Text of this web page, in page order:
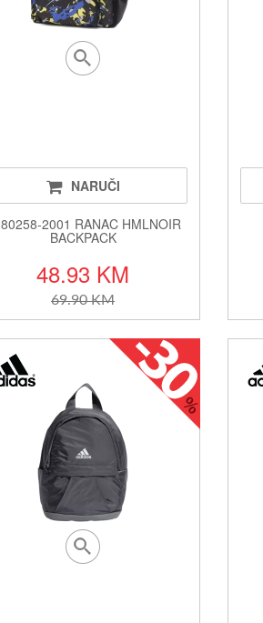
NARUČI
2001 RANAC HMLNOIR
BACKPACK
48.93 KM
69.90 KM